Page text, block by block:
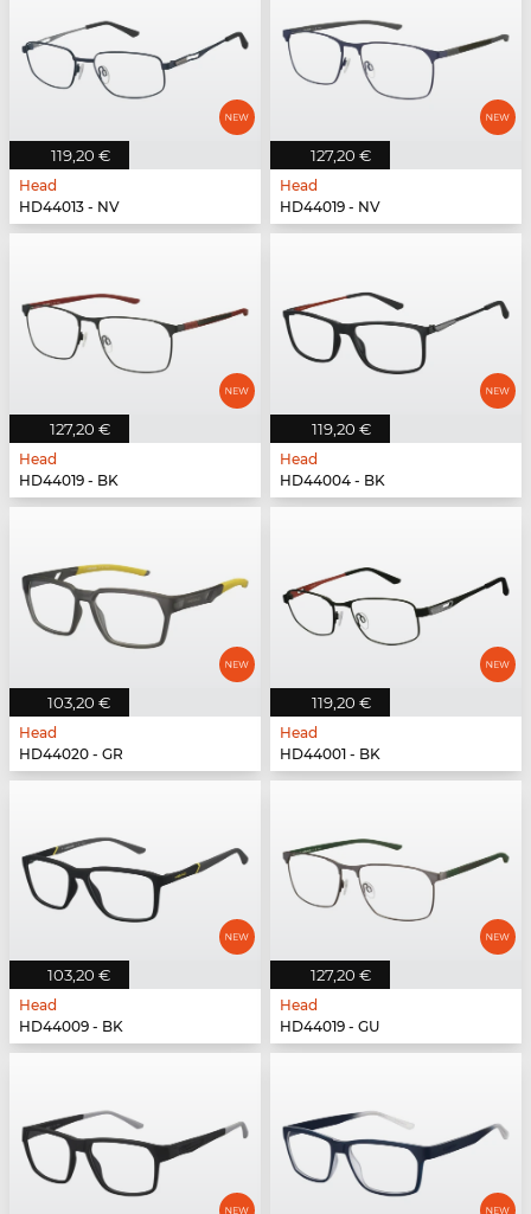
119,20 €
Head
HD44013 - NV
127,20 €
Head
HD44019 - NV
127,20 €
Head
HD44019 - BK
119,20 €
Head
HD44004 - BK
103,20 €
Head
HD44020 - GR
119,20 €
Head
HD44001 - BK
103,20 €
Head
HD44009 - BK
127,20 €
Head
HD44019 - GU